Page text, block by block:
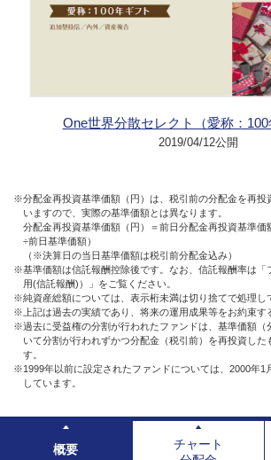
One世界分散セレクト（愛称：100
2019/04/12公開
※分配金再投資基準価額（円）は、税引前の分配金を再投
いますので、実際の基準価額とは異なります。
分配金再投資基準価額（円）＝前日分配金再投資基準価
÷前日基準価額）
（※決算日の当日基準価額は税引前分配金込み）
※基準価額は信託報酬控除後です。なお、信託報酬率は「
用(信託報酬)）」をご覧ください。
※純資産総額については、表示桁未満は切り捨てで処理し
※上記は過去の実績であり、将来の運用成果等をお約束す
※過去に受益権の分割が行われたファンドは、基準価額（
いて分割が行われずかつ分配金（税引前）を再投資した
す。
※1999年以前に設定されたファンドについては、2000年1
しています。
概要
チャート